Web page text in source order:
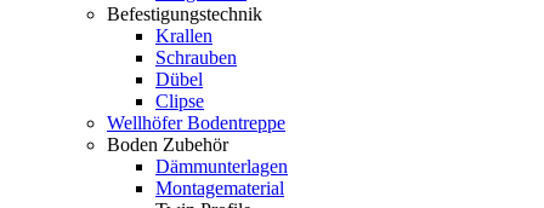
Befestigungstechnik
Krallen
Schrauben
Dübel
Clipse
Wellhöfer Bodentreppe
Boden Zubehör
Dämmunterlagen
Montagematerial